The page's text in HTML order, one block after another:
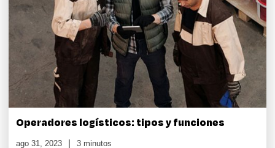
Operadores logísticos: tipos y funciones
ago 31, 2023 3 minutos